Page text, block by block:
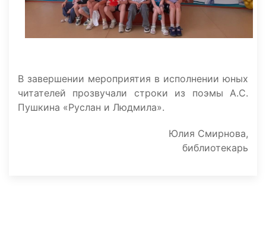
В завершении мероприятия в исполнении юных
читателей прозвучали строки из поэмы А.С.
Пушкина «Руслан и Людмила».
Юлия Смирнова,
библиотекарь